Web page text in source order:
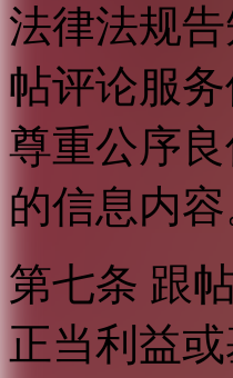
法律法规
帖评论服
尊重公序
的信息内容
第七条 跟
正当利益